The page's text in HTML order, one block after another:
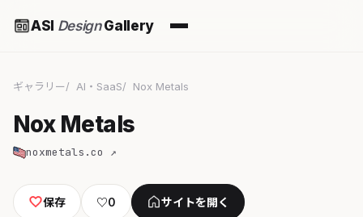
ASI DesignGallery
ギャラリー AI・SaaS Nox Metals
Nox Metals
noxmetals.co ↗
保存 ♡0 サイトを開く